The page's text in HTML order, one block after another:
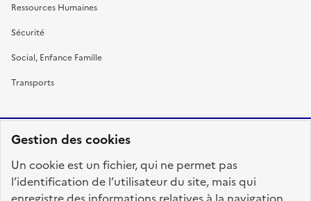
Gestion des cookies
Un cookie est un fichier, qui ne permet pas
l’identification de l’utilisateur du site, mais qui
Ressources Humaines
Sécurité
Social, Enfance Famille
Transports
FRANÇAISE